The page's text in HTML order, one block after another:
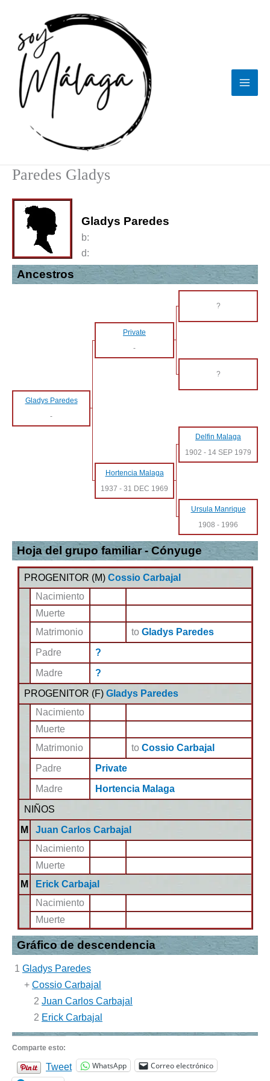
contenido
Paredes Gladys
Gladys Paredes
b:
d:
Ancestros
?
Private
-
?
Gladys Paredes
-
Delfin Malaga
1902 - 14 SEP 1979
Hortencia Malaga
1937 - 31 DEC 1969
Ursula Manrique
1908 - 1996
Hoja del grupo familiar - Cónyuge
PROGENITOR (M) Cossio Carbajal
Nacimiento
Muerte
Matrimonio
to Gladys Paredes
Padre
?
Madre
?
PROGENITOR (F) Gladys Paredes
Nacimiento
Muerte
Matrimonio
to Cossio Carbajal
Padre
Private
Madre
Hortencia Malaga
NIÑOS
M
Juan Carlos Carbajal
Nacimiento
Muerte
M
Erick Carbajal
Nacimiento
Muerte
Gráfico de descendencia
1 Gladys Paredes
+ Cossio Carbajal
2 Juan Carlos Carbajal
2 Erick Carbajal
Comparte esto:
Tweet WhatsApp
Correo electrónico